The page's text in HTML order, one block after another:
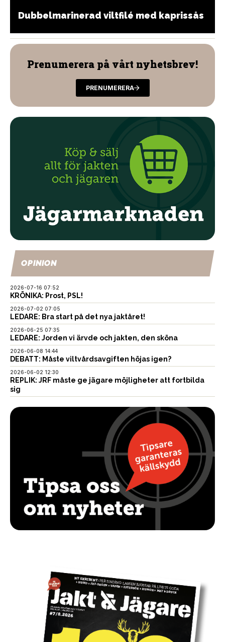
Dubbelmarinerad viltfilé med kaprissås
Prenumerera på vårt nyhetsbrev!
PRENUMERERA
OPINION
2026-07-16 07:52
KRÖNIKA: Prost, PSL!
2026-07-02 07:05
LEDARE: Bra start på det nya jaktåret!
2026-06-25 07:35
LEDARE: Jorden vi ärvde och jakten, den sköna
2026-06-08 14:44
DEBATT: Måste viltvårdsavgiften höjas igen?
2026-06-02 12:30
REPLIK: JRF måste ge jägare möjligheter att fortbilda
sig